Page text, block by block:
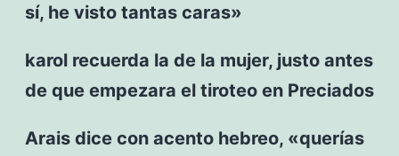
sí, he visto tantas caras»
karol recuerda la de la mujer, justo antes
de que empezara el tiroteo en Preciados
Arais dice con acento hebreo, «querías